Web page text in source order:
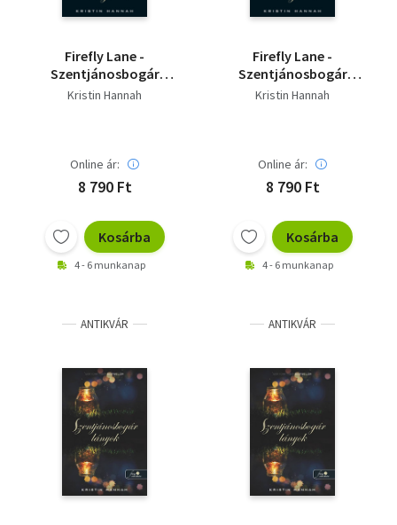
Firefly Lane -
Szentjánosbogár
lányok
Kristin Hannah
Online ár:
8 790 Ft
Kosárba
4 - 6 munkanap
Firefly Lane -
Szentjánosbogár
lányok
Kristin Hannah
Online ár:
8 790 Ft
Kosárba
4 - 6 munkanap
ANTIKVÁR ANTIKVÁR